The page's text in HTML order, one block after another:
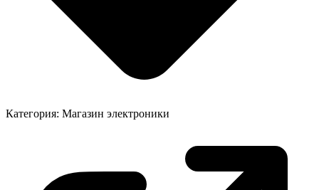
Категория: Магазин электроники